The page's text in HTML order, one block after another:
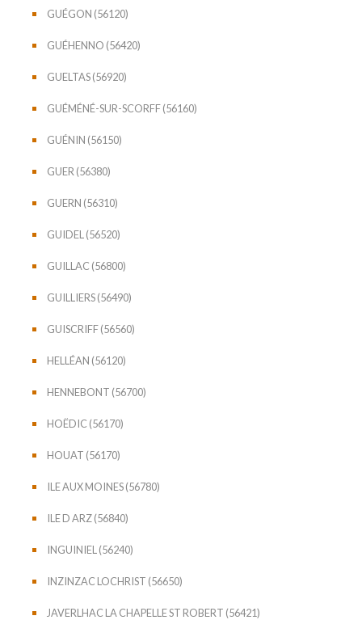
GUÉGON (56120)
GUÉHENNO (56420)
GUELTAS (56920)
GUÉMÉNÉ-SUR-SCORFF (56160)
GUÉNIN (56150)
GUER (56380)
GUERN (56310)
GUIDEL (56520)
GUILLAC (56800)
GUILLIERS (56490)
GUISCRIFF (56560)
HELLÉAN (56120)
HENNEBONT (56700)
HOËDIC (56170)
HOUAT (56170)
ILE AUX MOINES (56780)
ILE D ARZ (56840)
INGUINIEL (56240)
INZINZAC LOCHRIST (56650)
JAVERLHAC LA CHAPELLE ST ROBERT (56421)